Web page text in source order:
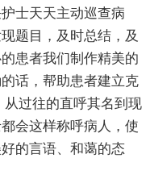
士天天主动巡查病
题目，及时总结，及
患者我们制作精美的
话，帮助患者建立克
过往的直呼其名到现
会这样称呼病人，使
的言语、和蔼的态